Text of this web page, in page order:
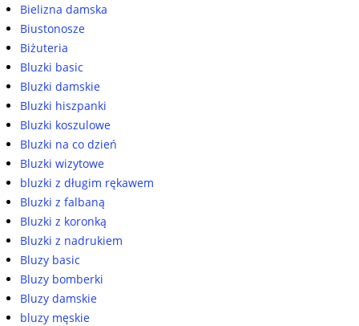
Bielizna damska
Biustonosze
Biżuteria
Bluzki basic
Bluzki damskie
Bluzki hiszpanki
Bluzki koszulowe
Bluzki na co dzień
Bluzki wizytowe
bluzki z długim rękawem
Bluzki z falbaną
Bluzki z koronką
Bluzki z nadrukiem
Bluzy basic
Bluzy bomberki
Bluzy damskie
bluzy męskie